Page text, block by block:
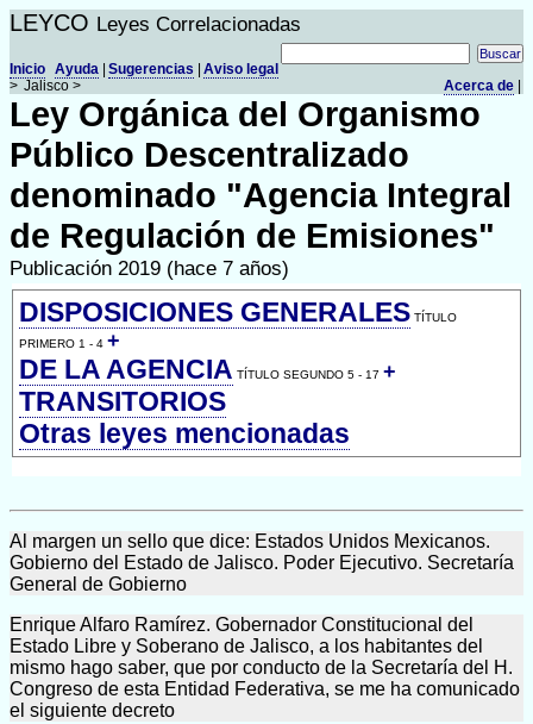
LEYCO Leyes Correlacionadas
Aviso legal
Sugerencias
Ayuda
Acerca de
Inicio
> Jalisco >
Ley Orgánica del Organismo
Público Descentralizado
denominado "Agencia Integral
de Regulación de Emisiones"
Publicación 2019 (hace 7 años)
DISPOSICIONES GENERALES TÍTULO
PRIMERO 1 - 4 +
DE LA AGENCIA TÍTULO SEGUNDO 5 - 17 +
TRANSITORIOS
Otras leyes mencionadas
Al margen un sello que dice: Estados Unidos Mexicanos.
Gobierno del Estado de Jalisco. Poder Ejecutivo. Secretaría
General de Gobierno
Enrique Alfaro Ramírez. Gobernador Constitucional del
Estado Libre y Soberano de Jalisco, a los habitantes del
mismo hago saber, que por conducto de la Secretaría del H.
Congreso de esta Entidad Federativa, se me ha comunicado
el siguiente decreto